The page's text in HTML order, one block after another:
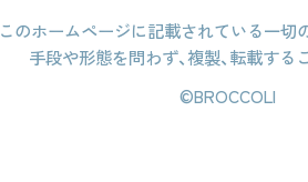
このホームページに記載されている一切の
手段や形態を問わず、複製、転載する
©BROCCOLI